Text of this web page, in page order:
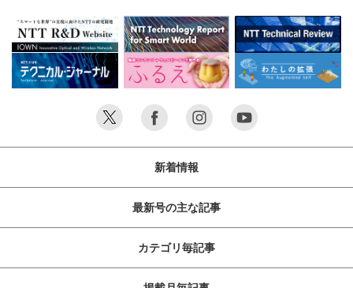
新着情報
最新号の主な記事
カテゴリ毎記事